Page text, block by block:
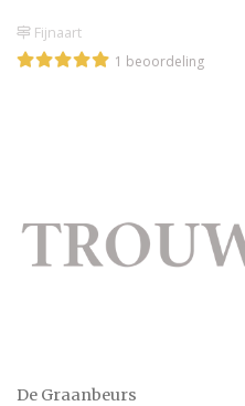
Fijnaart
1 beoordeling
De Graanbeurs